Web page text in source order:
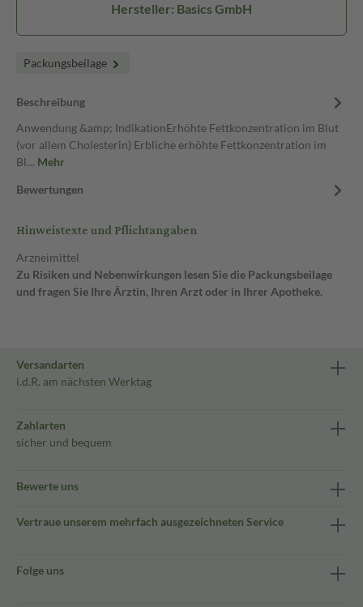
Hersteller: Basics GmbH
Packungsbeilage
Beschreibung
Anwendung &amp; IndikationErhöhte Fettkonzentration im Blut
(vor allem Cholesterin) Erbliche erhöhte Fettkonzentration im
Bl… Mehr
Bewertungen
Hinweistexte und Pflichtangaben
Arzneimittel
Zu Risiken und Nebenwirkungen lesen Sie die Packungsbeilage
und fragen Sie Ihre Ärztin, Ihren Arzt oder in Ihrer Apotheke.
Versandarten
i.d.R. am nächsten Werktag
Zahlarten
sicher und bequem
Bewerte uns
Vertraue unserem mehrfach ausgezeichneten Service
Folge uns